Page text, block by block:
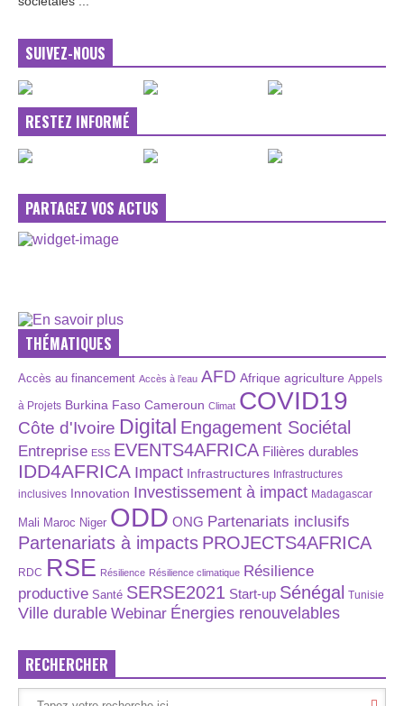
SUIVEZ-NOUS
RESTEZ INFORMÉ
PARTAGEZ VOS ACTUS
THÉMATIQUES
Accès au financement Accès à l’eau AFD Afrique agriculture Appels
à Projets Burkina Faso Cameroun Climat COVID19
Côte d'Ivoire Digital Engagement Sociétal
Entreprise ESS EVENTS4AFRICA Filières durables
IDD4AFRICA Impact Infrastructures Infrastructures
inclusives Innovation Investissement à impact Madagascar
Mali Maroc Niger ODD ONG Partenariats inclusifs
Partenariats à impacts PROJECTS4AFRICA
RDC RSE Résilience Résilience climatique Résilience
productive Santé SERSE2021 Start-up Sénégal Tunisie
Ville durable Webinar Énergies renouvelables
RECHERCHER